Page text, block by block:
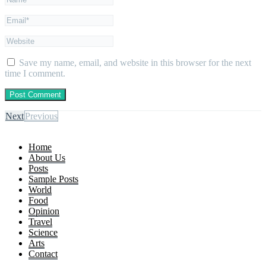
Save my name, email, and website in this browser for the next
time I comment.
NextPrevious
Home
About Us
Posts
Sample Posts
World
Food
Opinion
Travel
Science
Arts
Contact